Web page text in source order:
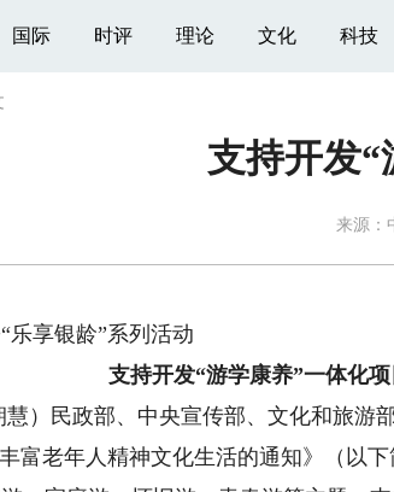
国际 时评 理论 文化 科技
支持开发“
来源：
享银龄”系列活动
支持开发“游学康养”一体化项
民政部、中央宣传部、文化和旅游
富老年人精神文化生活的通知》（以